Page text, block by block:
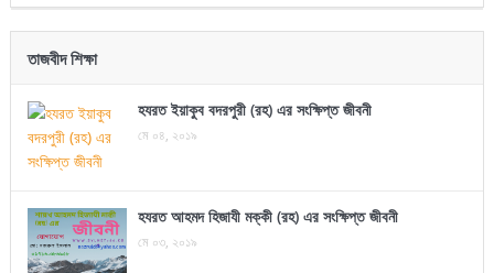
তাজবীদ শিক্ষা
হযরত ইয়াকুব বদরপুরী (রহ) এর সংক্ষিপ্ত জীবনী
মে ০৪, ২০১৯
হযরত আহমদ হিজাযী মক্কী (রহ) এর সংক্ষিপ্ত জীবনী
মে ০৩, ২০১৯